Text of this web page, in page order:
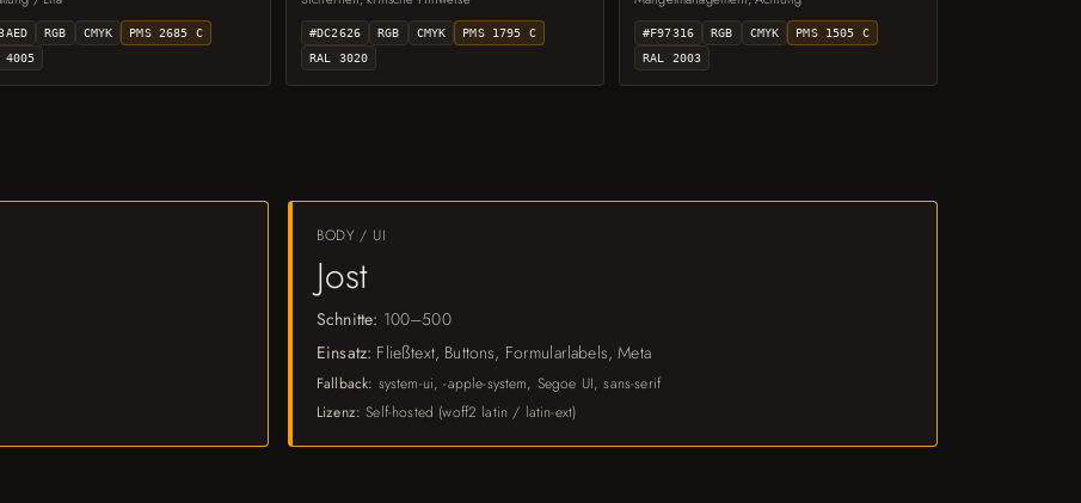
RGB CMYK
PMS 2685 C
4005
#DC2626 RGB CMYK
PMS 1795 C
RAL 3020
#F97316 RGB CMYK
PMS 1505 C
RAL 2003
BODY / UI
Jost
Schnitte: 100–500
Einsatz: Fließtext, Buttons, Formularlabels, Meta
Fallback: system-ui, -apple-system, Segoe UI, sans-serif
Lizenz: Self-hosted (woff2 latin / latin-ext)